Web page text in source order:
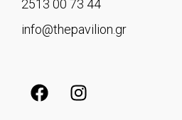
2513 00 73 44
info@thepavilion.gr